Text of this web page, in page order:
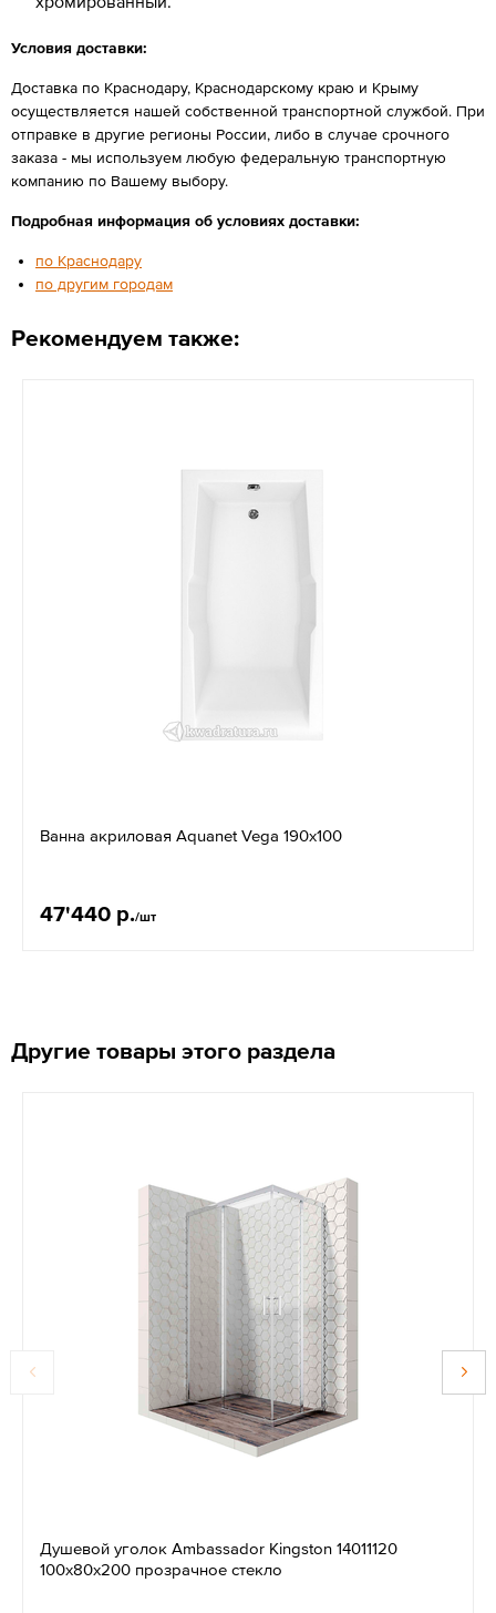
Условия доставки:
Доставка по Краснодару, Краснодарскому краю и Крыму
осуществляется нашей собственной транспортной службой. При
отправке в другие регионы России, либо в случае срочного
заказа - мы используем любую федеральную транспортную
компанию по Вашему выбору.
Подробная информация об условиях доставки:
по Краснодару
по другим городам
Рекомендуем также:
Ванна акриловая Aquanet Vega 190х100
47'440 р./шт
Другие товары этого раздела
Душевой уголок Ambassador Kingston 14011120
100х80х200 прозрачное стекло